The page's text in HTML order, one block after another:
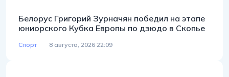
Белорус Григорий Зурначян победил на этапе
юниорского Кубка Европы по дзюдо в Скопье
Спорт 8 августа, 2026 22:09